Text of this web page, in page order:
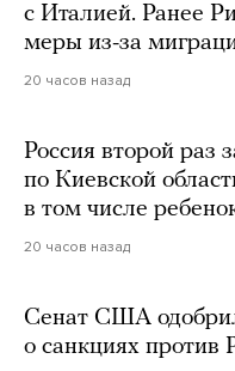
с Италией. Ранее
меры из-за
20 часов назад
Россия второй раз
по Киевской
в том числе
20 часов назад
Сенат США
о санкциях против